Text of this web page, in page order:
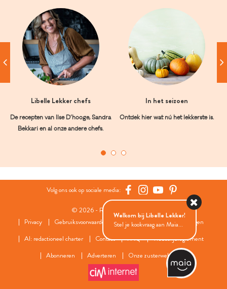
Libelle Lekker chefs
De recepten van Ilse D’hooge, Sandra
Bekkari en al onze andere chefs.
In het seizoen
Ontdek hier wat nú het lekkerste is.
Volg ons ook op sociale media:
© 2026 - Roularta Media Group
Privacy
Gebruiksvoorwaarden Cookies
Cookies instellingen
AI: redactioneel charter
Contact FAQ
Wedstrijdreglement
Abonneren
Adverteren Onze zusterwebsites
Welkom bij Libelle Lekker!
Stel je kookvraag aan Maia...